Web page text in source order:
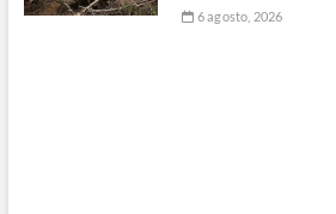
6 agosto, 2026